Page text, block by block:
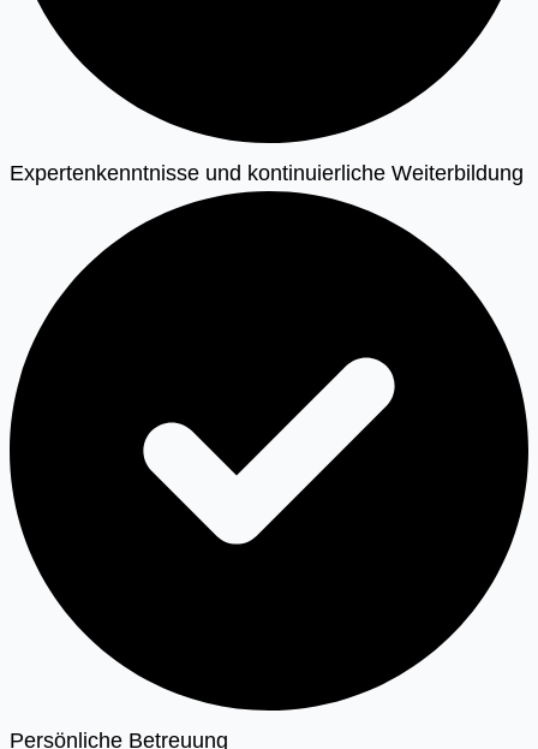
Expertenkenntnisse und kontinuierliche Weiterbildung
Persönliche Betreuung